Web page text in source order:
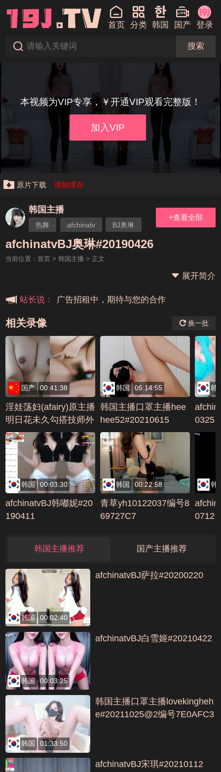
首页 分类 韩国 国产 登录
搜索
本视频为VIP专享，￥开通VIP观看完整版！
加入VIP
原片下载 视频缓存
韩国主播
热舞 afchinatv BJ奥琳
+查看全部
afchinatvBJ奥琳#20190426
当前位置： 首页> 韩国主播 > 正文
展开简介
站长说：
本站大事件(19j网站发展历程)
广告招租中，期待与您的合作
相关录像 换一批
国产 00:41:38
淫娃荡妇(afairy)原主播
明日花未久勾搭技师外
卖微信约炮(12)AVI编
号725D96CC
韩国 05:14:55
韩国主播口罩主播hee
hee52#20210615
韩
0325
韩国 00:03:30
afchinatvBJ韩嘟妮#20
190411
韩国 00:22:58
青草yh10122037编号8
69727C7
韩
0712
韩国主播推荐 国产主播推荐
韩国 00:02:40
afchinatvBJ萨拉#20200220
韩国 00:03:25
afchinatvBJ白雪姬#20210422
韩国 01:33:50
韩国主播口罩主播lovekingheh
e#20211025@2编号7E0AFC3
afchinatvBJ宋琪#20210112